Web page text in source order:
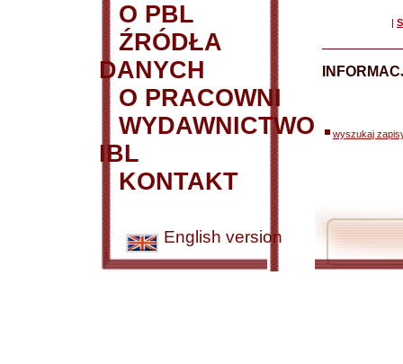
O PBL
ŹRÓDŁA
DANYCH
O PRACOWNI
WYDAWNICTWO
IBL
KONTAKT
English version
|
wyszukaj